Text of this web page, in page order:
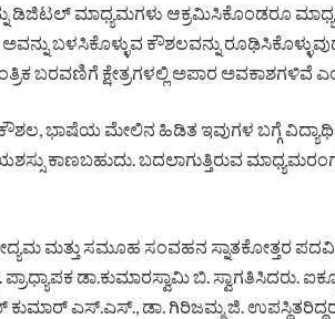
ಡಿಜಿಟಲ್ ಮಾಧ್ಯಮಗಳು ಆಕ್ರಮಿಸಿಕೊಂಡರೂ
ಬಳಸಿಕೊಳ್ಳುವ ಕೌಶಲವನ್ನು
ಬರವಣಿಗೆ ಕ್ಷೇತ್ರಗಳಲ್ಲಿ ಅಪಾರ ಅವಕಾಶಗಳಿವೆ
ಭಾಷೆಯ ಮೇಲಿನ ಹಿಡಿತ ಇವುಗಳ ಬಗ್ಗೆ
ಕಾಣಬಹುದು. ಬದಲಾಗುತ್ತಿರುವ
ಮತ್ತು ಸಮೂಹ ಸಂವಹನ ಸ್ನಾತಕೋತ್ತರ
ಪ್ರಾಧ್ಯಾಪಕ ಡಾ.ಕುಮಾರಸ್ವಾಮಿ ಬಿ.
ಎಸ್.ಎಸ್., ಡಾ. ಗಿರಿಜಮ್ಮ ಜಿ.